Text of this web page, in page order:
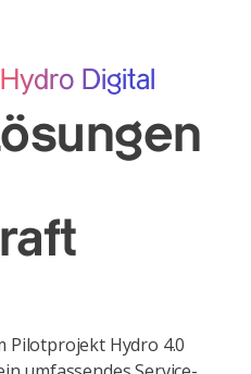
Digital
Pilotprojekt Hydro 4.0